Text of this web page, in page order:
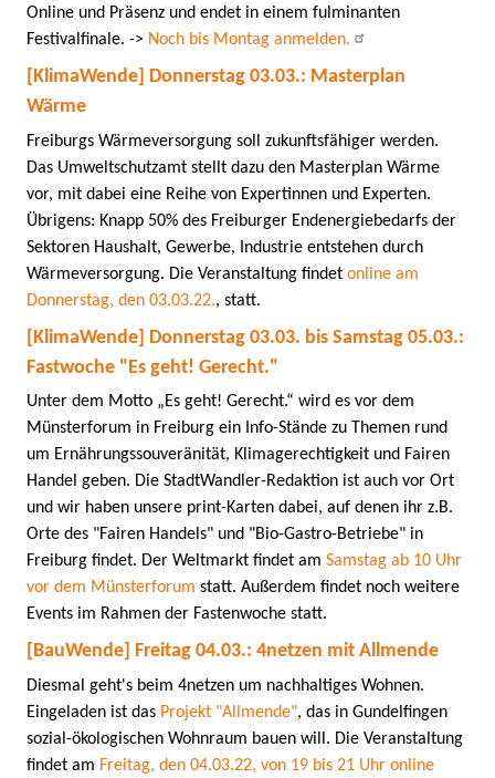
Online und Präsenz und endet in einem fulminanten
Festivalfinale. -> Noch bis Montag anmelden.
[KlimaWende] Donnerstag 03.03.: Masterplan
Wärme
Freiburgs Wärmeversorgung soll zukunftsfähiger werden.
Das Umweltschutzamt stellt dazu den Masterplan Wärme
vor, mit dabei eine Reihe von Expertinnen und Experten.
Übrigens: Knapp 50% des Freiburger Endenergiebedarfs der
Sektoren Haushalt, Gewerbe, Industrie entstehen durch
Wärmeversorgung. Die Veranstaltung findet online am
Donnerstag, den 03.03.22., statt.
[KlimaWende] Donnerstag 03.03. bis Samstag 05.03.:
Fastwoche "Es geht! Gerecht."
Unter dem Motto „Es geht! Gerecht.“ wird es vor dem
Münsterforum in Freiburg ein Info-Stände zu Themen rund
um Ernährungssouveränität, Klimagerechtigkeit und Fairen
Handel geben. Die StadtWandler-Redaktion ist auch vor Ort
und wir haben unsere print-Karten dabei, auf denen ihr z.B.
Orte des "Fairen Handels" und "Bio-Gastro-Betriebe" in
Freiburg findet. Der Weltmarkt findet am Samstag ab 10 Uhr
vor dem Münsterforum statt. Außerdem findet noch weitere
Events im Rahmen der Fastenwoche statt.
[BauWende] Freitag 04.03.: 4netzen mit Allmende
Diesmal geht's beim 4netzen um nachhaltiges Wohnen.
Eingeladen ist das Projekt "Allmende", das in Gundelfingen
sozial-ökologischen Wohnraum bauen will. Die Veranstaltung
findet am Freitag, den 04.03.22, von 19 bis 21 Uhr online